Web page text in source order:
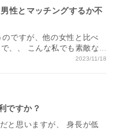
性とマッチングするか不
ですが、他の女性と比べ
、、 こんな私でも素敵な
2023/11/18
ですか？
と思いますが、 身長が低